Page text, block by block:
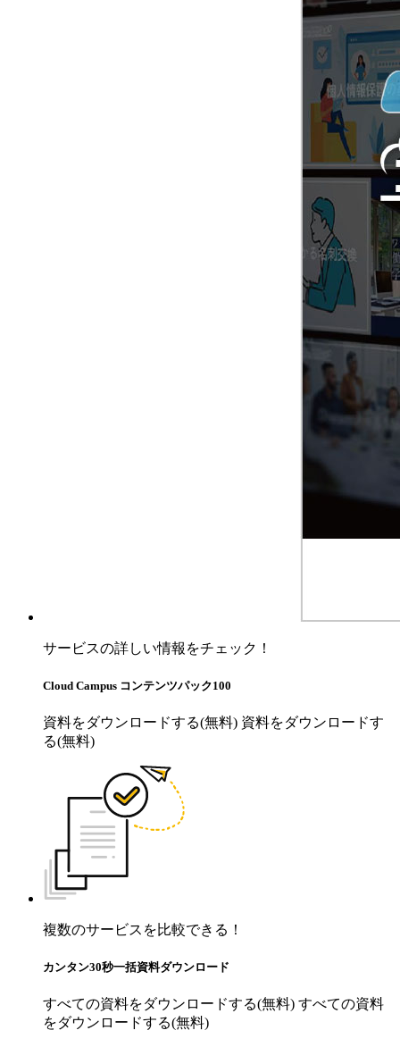
サービスの詳しい情報をチェック！
Cloud Campus コンテンツパック100
資料をダウンロードする(無料) 資料をダウンロードす
る(無料)
複数のサービスを比較できる！
カンタン30秒一括資料ダウンロード
すべての資料をダウンロードする(無料) すべての資料
をダウンロードする(無料)